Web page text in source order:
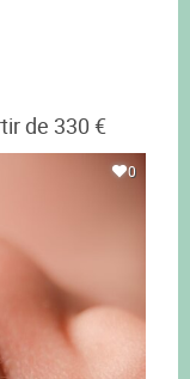
de 330 €
0